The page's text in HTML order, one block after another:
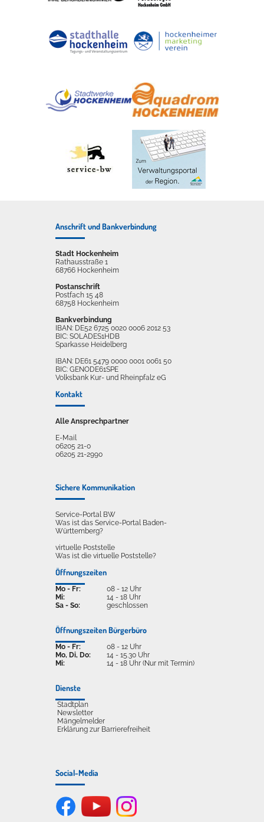
Anschrift und Bankverbindung
Stadt Hockenheim
Rathausstraße 1
68766 Hockenheim
Postanschrift
Postfach 15 48
68758 Hockenheim
Bankverbindung
IBAN: DE52 6725 0020 0006 2012 53
BIC: SOLADES1HDB
Sparkasse Heidelberg
IBAN: DE61 5479 0000 0001 0061 50
BIC: GENODE61SPE
Volksbank Kur- und Rheinpfalz eG
Kontakt
Alle Ansprechpartner
E-Mail
06205 21-0
06205 21-2990
Sichere Kommunikation
Service-Portal BW
Was ist das Service-Portal Baden-
Württemberg?
virtuelle Poststelle
Was ist die virtuelle Poststelle?
Öffnungszeiten
Mo - Fr:
Mi:
Sa - So:
08 - 12 Uhr
14 - 18 Uhr
geschlossen
Öffnungszeiten Bürgerbüro
Mo - Fr:
Mo, Di, Do:
Mi:
08 - 12 Uhr
14 - 15.30 Uhr
14 - 18 Uhr (Nur mit Termin)
Dienste
Stadtplan
Newsletter
Mängelmelder
Erklärung zur Barrierefreiheit
Social-Media